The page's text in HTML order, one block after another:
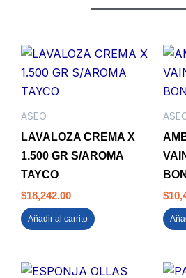
ASEO
LAVALOZA CREMA X
1.500 GR S/AROMA
TAYCO
$18,242.00
Añadir al carrito
$